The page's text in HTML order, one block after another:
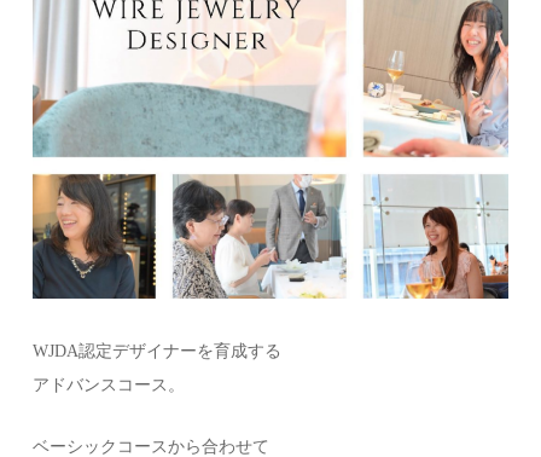
WJDA認定デザイナーを育成する
アドバンスコース。
ベーシックコースから合わせて